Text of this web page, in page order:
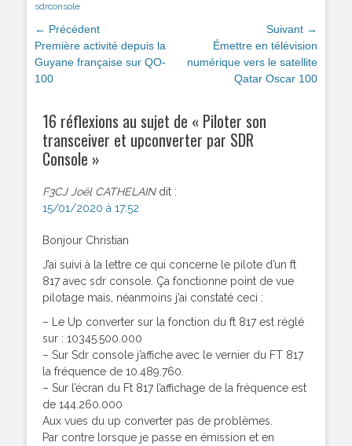
sdrconsole
Navigation
de
l’article
← Précédent
Article
précédent :
Première activité depuis la
Guyane française sur QO-
100
Suivant →
suivant :
Émettre en télévision
numérique vers le satellite
Qatar Oscar 100
16 réflexions au sujet de « Piloter son
transceiver et upconverter par SDR
Console »
F3CJ Joël CATHELAIN dit :
15/01/2020 à 17:52
Bonjour Christian
J’ai suivi à la lettre ce qui concerne le pilote d’un ft
817 avec sdr console. Ça fonctionne point de vue
pilotage mais, néanmoins j’ai constaté ceci :
– Le Up converter sur la fonction du ft 817 est réglé
sur : 10345.500.000
– Sur Sdr console j’affiche avec le vernier du FT 817
la fréquence de 10.489.760.
– Sur l’écran du Ft 817 l’affichage de la fréquence est
de 144.260.000
Aux vues du up converter pas de problèmes.
Par contre lorsque je passe en émission et en